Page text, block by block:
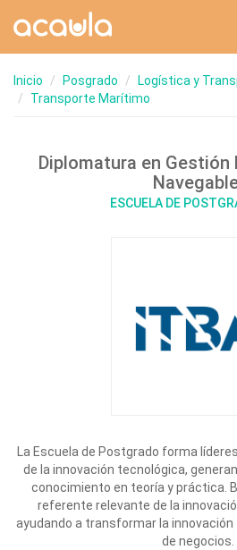
Inicio Posgrado Logística y
Transporte Marítimo
Diplomatura en Gestión
ESCUELA DE
La Escuela de Postgrado forma
de la innovación tecnológica,
conocimiento en teoría y práctica.
referente relevante de la
ayudando a transformar la
de negocios.